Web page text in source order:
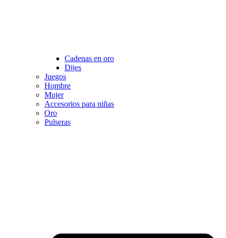
Cadenas en oro
Dijes
Juegos
Hombre
Mujer
Accesorios para niñas
Oro
Pulseras